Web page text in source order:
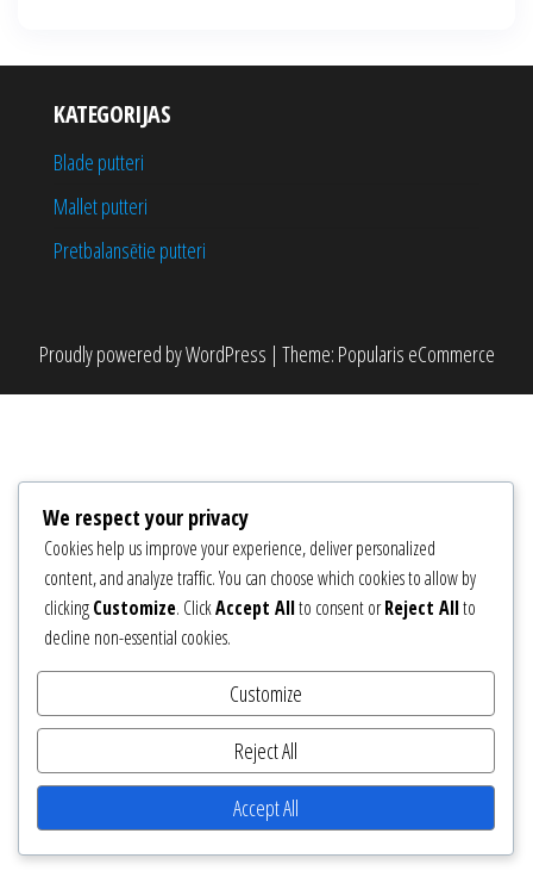
KATEGORIJAS
Blade putteri
Mallet putteri
Pretbalansētie putteri
Proudly powered byWordPress | Theme: Popularis eCommerce
We respect your privacy
Cookies help us improve your experience, deliver personalized
content, and analyze traffic. You can choose which cookies to allow by
clickingCustomize. ClickAccept Allto consent orReject Allto
decline non-essential cookies.
Customize
Reject All
Accept All